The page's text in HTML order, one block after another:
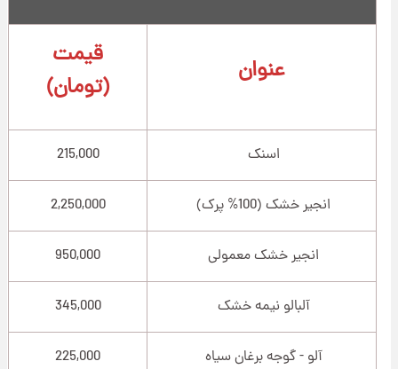
عنوان
قیمت
(تومان)
اسنک 215,000
انجیر خشک (100% پرک) 2,250,000
انجیر خشک معمولی 950,000
آلبالو نیمه خشک 345,000
آلو - گوجه برغان سیاه 225,000